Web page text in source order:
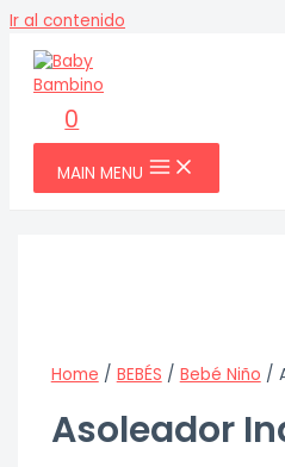
Ir al contenido
0
MAIN MENU
Home / BEBÉS / Bebé Niño /
Asoleador